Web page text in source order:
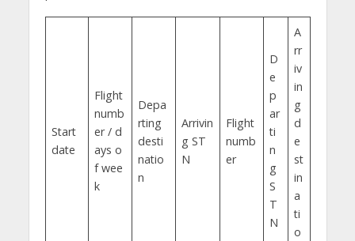
Start
date
Flight
numb
er / d
ays o
f wee
k
Depa
rting
desti
natio
n
Arrivin
g ST
N
Flight
numb
er
D
e
p
ar
ti
n
g
S
T
N
A
rr
iv
in
g
d
e
st
in
a
ti
o